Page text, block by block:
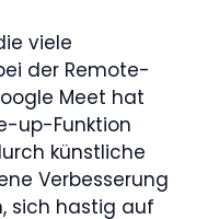
viele
der Remote-
Meet hat
up-Funktion
künstliche
Verbesserung
sich hastig auf